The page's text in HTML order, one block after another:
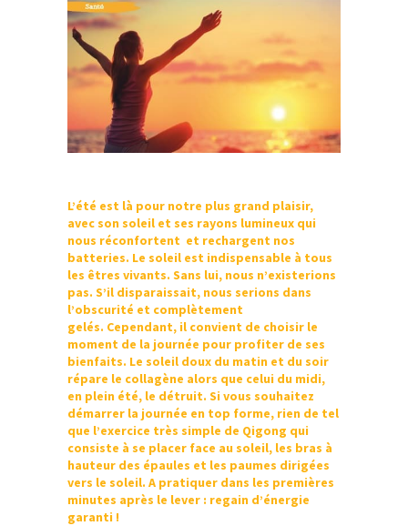
L’été est là pour notre plus grand plaisir,
avec son soleil et ses rayons lumineux qui
nous réconfortent et rechargent nos
batteries. Le soleil est indispensable à tous
les êtres vivants. Sans lui, nous n’existerions
pas. S’il disparaissait, nous serions dans
l’obscurité et complètement
gelés. Cependant, il convient de choisir le
moment de la journée pour profiter de ses
bienfaits. Le soleil doux du matin et du soir
répare le collagène alors que celui du midi,
en plein été, le détruit. Si vous souhaitez
démarrer la journée en top forme, rien de tel
que l’exercice très simple de Qigong qui
consiste à se placer face au soleil, les bras à
hauteur des épaules et les paumes dirigées
vers le soleil. A pratiquer dans les premières
minutes après le lever : regain d’énergie
garanti !